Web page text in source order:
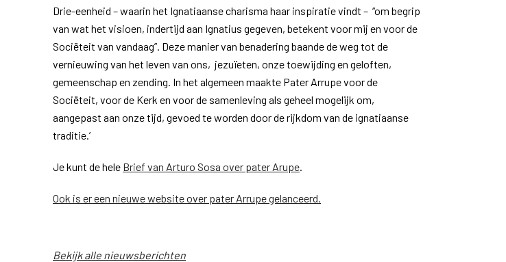
Drie-eenheid – waarin het Ignatiaanse charisma haar inspiratie vindt – “om begrip
van wat het visioen, indertijd aan Ignatius gegeven, betekent voor mij en voor de
Sociëteit van vandaag”. Deze manier van benadering baande de weg tot de
vernieuwing van het leven van ons, jezuïeten, onze toewijding en geloften,
gemeenschap en zending. In het algemeen maakte Pater Arrupe voor de
Sociëteit, voor de Kerk en voor de samenleving als geheel mogelijk om,
aangepast aan onze tijd, gevoed te worden door de rijkdom van de ignatiaanse
traditie.’
Je kunt de hele Brief van Arturo Sosa over pater Arupe.
Ook is er een nieuwe website over pater Arrupe gelanceerd.
Bekijk alle nieuwsberichten